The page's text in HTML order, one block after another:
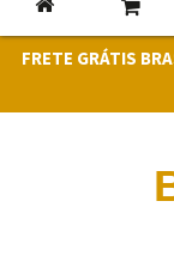
FRETE GRÁTIS